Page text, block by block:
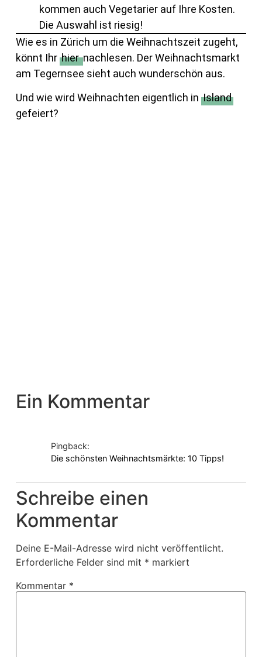
kommen auch Vegetarier auf Ihre Kosten.
Die Auswahl ist riesig!
Wie es in Zürich um die Weihnachtszeit zugeht,
könnt Ihr hiernachlesen. Der Weihnachtsmarkt
am Tegernsee sieht auch wunderschön aus.
Und wie wird Weihnachten eigentlich in Island
gefeiert?
Ein Kommentar
Pingback:
Die schönsten Weihnachtsmärkte: 10 Tipps!
Schreibe einen
Kommentar
Deine E-Mail-Adresse wird nicht veröffentlicht.
Erforderliche Felder sind mit * markiert
Kommentar *